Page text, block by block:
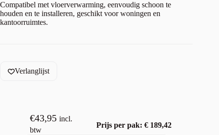
Compatibel met vloerverwarming, eenvoudig schoon te
houden en te installeren, geschikt voor woningen en
kantoorruimtes.
Verlanglijst
€43,95 incl.
btw
Prijs per pak: € 189,42